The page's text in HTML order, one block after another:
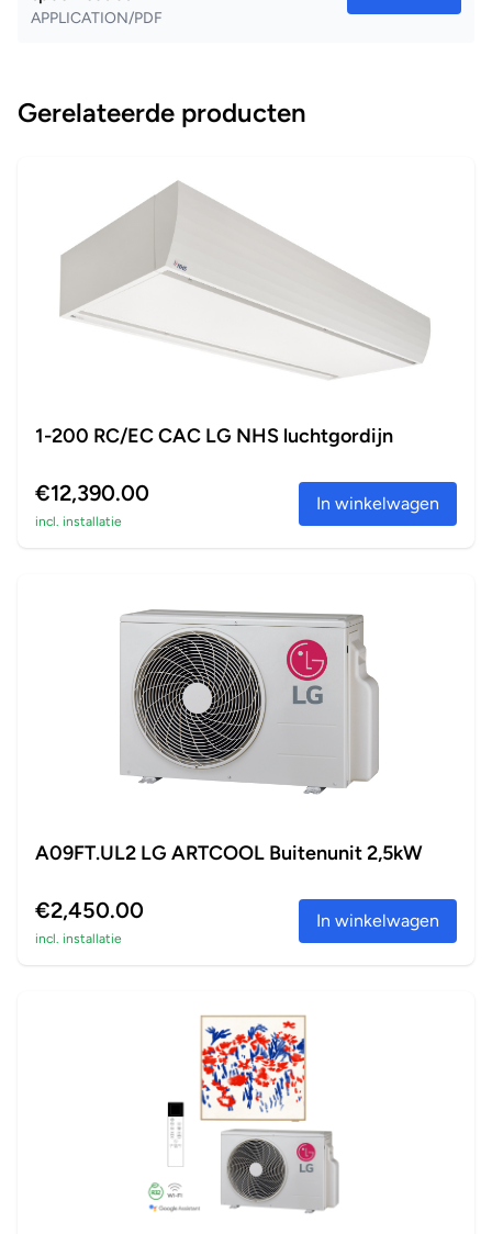
APPLICATION/PDF
Gerelateerde producten
1-200 RC/EC CAC LG NHS luchtgordijn
€12,390.00
incl. installatie
In winkelwagen
A09FT.UL2 LG ARTCOOL Buitenunit 2,5kW
€2,450.00
incl. installatie
In winkelwagen